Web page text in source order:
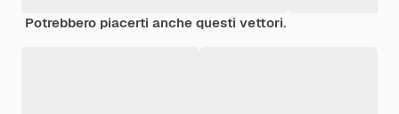
Potrebbero piacerti anche questi vettori.